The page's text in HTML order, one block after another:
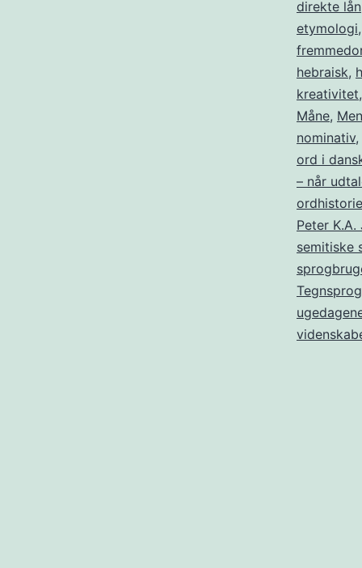
direkte lån
etymologi
hebraisk,
kreativitet
Måne,
nominativ,
ord i
– når
ordhistorie
Peter K.A.
semitiske
Tegnsprog